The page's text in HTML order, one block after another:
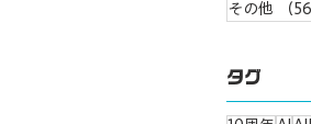
その他
（
タグ